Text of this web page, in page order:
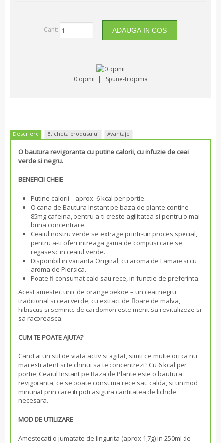
Ten - intinerire
Cant:
0 opinii | Spune-ti opinia
Descriere Eticheta produsului Avantaje
O bautura revigoranta cu putine calorii, cu infuzie de ceai
verde si negru.
BENEFICII CHEIE
Putine calorii – aprox. 6 kcal per portie.
O cana de Bautura Instant pe baza de plante contine
85mg cafeina, pentru a-ti creste agilitatea si pentru o mai
buna concentrare.
Ceaiul nostru verde se extrage printr-un proces special,
pentru a-ti oferi intreaga gama de compusi care se
regasesc in ceaiul verde.
Disponibil in varianta Original, cu aroma de Lamaie si cu
aroma de Piersica.
Poate fi consumat cald sau rece, in functie de preferinta.
Acest amestec unic de orange pekoe – un ceai negru
traditional si ceai verde, cu extract de floare de malva,
hibiscus si seminte de cardomon este menit sa revitalizeze si
sa racoreasca.
CUM TE POATE AJUTA?
Cand ai un stil de viata activ si agitat, simti de multe ori ca nu
mai esti atent si te chinui sa te concentrezi? Cu 6 kcal per
portie, Ceaiul Instant pe Baza de Plante este o bautura
revigoranta, ce se poate consuma rece sau calda, si un mod
minunat prin care iti poti asigura cantitatea de lichide
necesara.
MOD DE UTILIZARE
Amestecati o jumatate de lingurita (aprox 1,7g) in 250ml de